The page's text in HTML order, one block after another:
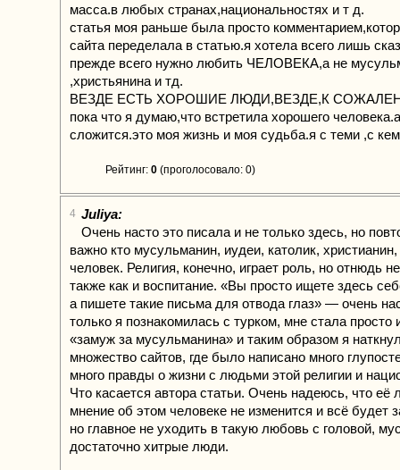
масса.в любых странах,национальностях и т д.
статья моя раньше была просто
сайта переделала в статью.я хотела всего лишь
прежде всего нужно любить ЧЕЛОВЕКА,а не
,христьянина и тд.
ВЕЗДЕ ЕСТЬ ХОРОШИЕ ЛЮДИ,ВЕЗДЕ,К
пока что я думаю,что встретила хорошего
сложится.это моя жизнь и моя судьба.я с теми ,с
Рейтинг: 0 (проголосовало: 0)
4 Juliya:
Очень насто это писала и не только здесь, но
важно кто мусульманин, иудеи, католик,
человек. Религия, конечно, играет роль, но отнюдь
также как и воспитание. «Вы просто ищете здесь
а пишете такие письма для отвода глаз» — очень
только я познакомилась с турком, мне стала просто
«замуж за мусульманина» и таким образом я
множество сайтов, где было написано много
много правды о жизни с людьми этой религии и
Что касается автора статьи. Очень надеюсь, что её
мнение об этом человеке не изменится и всё будет
но главное не уходить в такую любовь с головой,
достаточно хитрые люди.